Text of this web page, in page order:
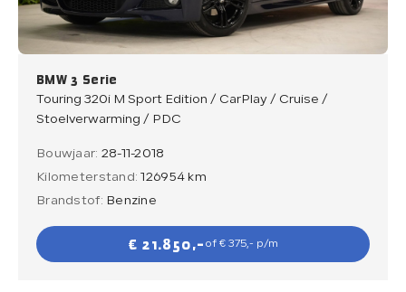
BMW 3 Serie
Touring 320i M Sport Edition / CarPlay / Cruise /
Stoelverwarming / PDC
Bouwjaar: 28-11-2018
Kilometerstand:126954 km
Brandstof: Benzine
€ 21.850,- of € 375,- p/m